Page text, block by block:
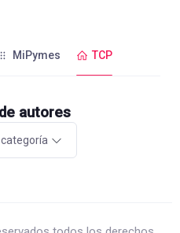
MiPymes TCP
autores